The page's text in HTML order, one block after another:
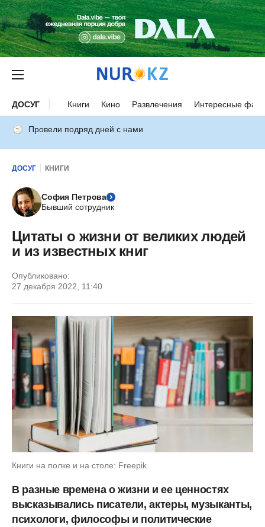
ДОСУГ Книги Кино Развлечения Интересные
Провели подряд дней с нами
ДОСУГ КНИГИ
София Петрова
Бывший сотрудник
Цитаты о жизни от великих людей
и из известных книг
Опубликовано:
27 декабря 2022, 11:40
Книги на полке и на столе: Freepik
В разные времена о жизни и ее ценностях
высказывались писатели, актеры, музыканты,
психологи, философы и политические